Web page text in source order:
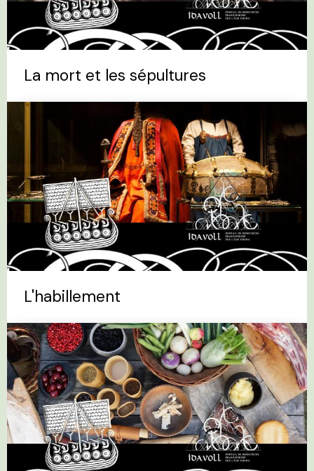
La mort et les sépultures
L'habillement